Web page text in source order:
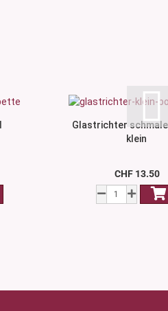
Glastrichter
klein
CHF 13.50